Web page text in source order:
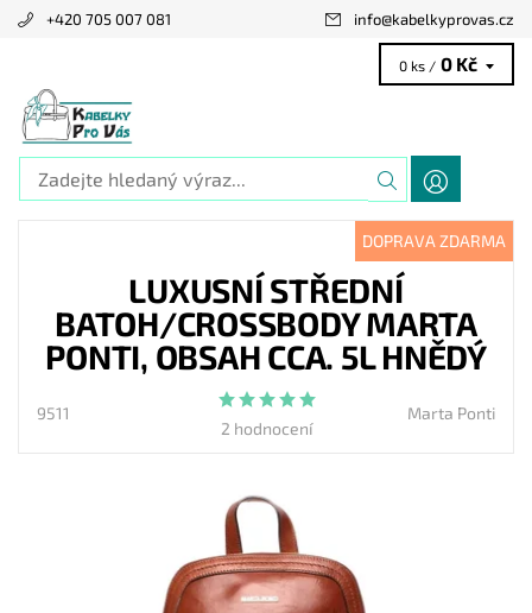
+420 705 007 081 info@kabelkyprovas.cz
0 ks / 0 Kč
DOPRAVA ZDARMA
LUXUSNÍ STŘEDNÍ
BATOH/CROSSBODY MARTA
PONTI, OBSAH CCA. 5L HNĚDÝ
9511
2 hodnocení
Marta Ponti